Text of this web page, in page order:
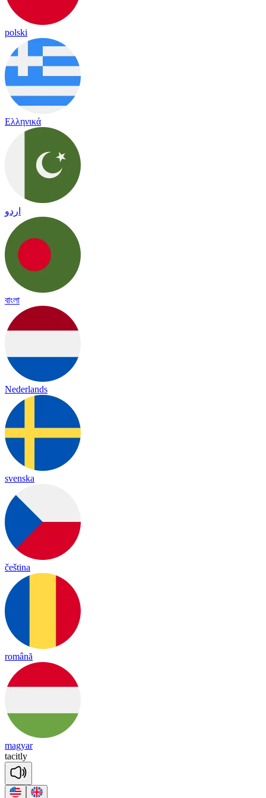
polski
Ελληνικά
اردو
বাংলা
Nederlands
svenska
čeština
română
magyar
tacitly